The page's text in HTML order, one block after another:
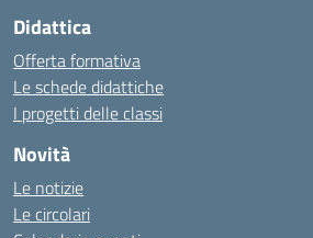
Didattica
Offerta formativa
Le schede didattiche
I progetti delle classi
Novità
Le notizie
Le circolari